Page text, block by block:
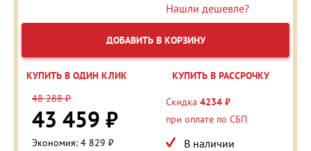
Нашли дешевле?
ДОБАВИТЬ В КОРЗИНУ
КУПИТЬ В ОДИН КЛИК
КУПИТЬ В РАССРОЧКУ
48 288 ₽
43 459 ₽
Экономия: 4 829 ₽
Скидка 4234 ₽
при оплате по СБП
В наличии